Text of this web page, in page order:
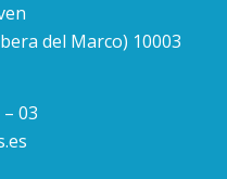
del Marco) 10003
– 03